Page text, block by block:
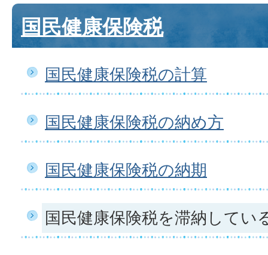
国民健康保険税
国民健康保険税の計算
国民健康保険税の納め方
国民健康保険税の納期
国民健康保険税を滞納してい